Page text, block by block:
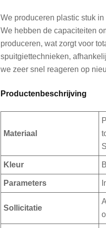
We produceren plastic stuk
We hebben de capaciteiten
produceren, wat zorgt voor
spuitgiettechnieken,
we zeer snel reageren op
Productenbeschrijving
Materiaal
Kleur
Parameters
Sollicitatie